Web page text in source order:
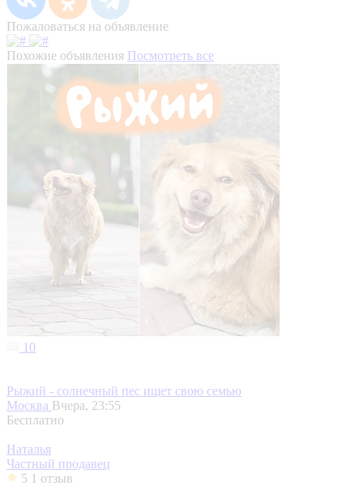
Пожаловаться на объявление
Похожие объявления Посмотреть все
10
Рыжий - солнечный пес ищет свою семью
Москва Вчера, 23:55
Бесплатно
Наталья
Частный продавец
5 1 отзыв